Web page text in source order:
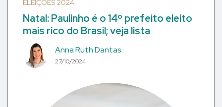
ELEIÇÕES 2024
Natal: Paulinho é o 14º prefeito eleito
mais rico do Brasil; veja lista
Anna Ruth Dantas
27/10/2024